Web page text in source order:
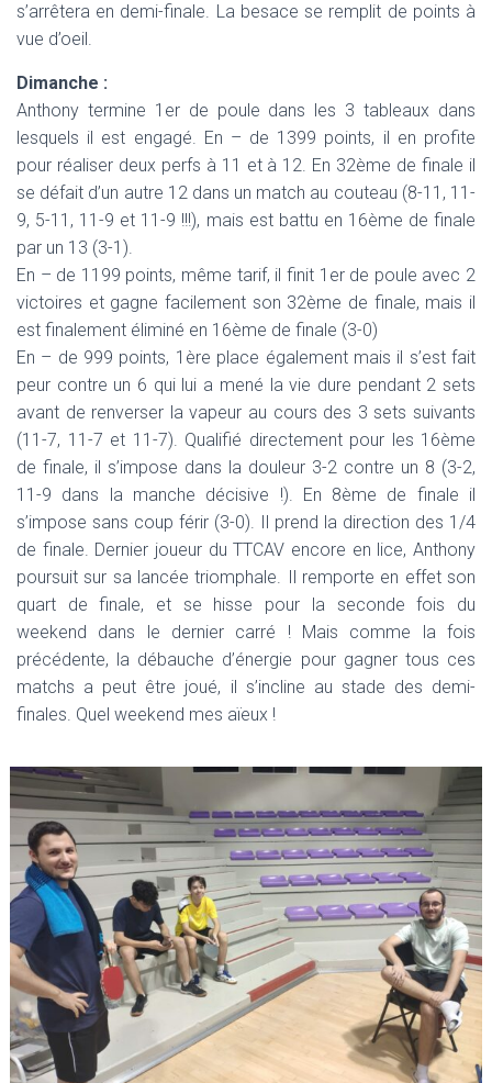
s’arrêtera en demi-finale. La besace se remplit de points à
vue d’oeil.
Dimanche :
Anthony termine 1er de poule dans les 3 tableaux dans
lesquels il est engagé. En – de 1399 points, il en profite
pour réaliser deux perfs à 11 et à 12. En 32ème de finale il
se défait d’un autre 12 dans un match au couteau (8-11, 11-
9, 5-11, 11-9 et 11-9 !!!), mais est battu en 16ème de finale
par un 13 (3-1).
En – de 1199 points, même tarif, il finit 1er de poule avec 2
victoires et gagne facilement son 32ème de finale, mais il
est finalement éliminé en 16ème de finale (3-0)
En – de 999 points, 1ère place également mais il s’est fait
peur contre un 6 qui lui a mené la vie dure pendant 2 sets
avant de renverser la vapeur au cours des 3 sets suivants
(11-7, 11-7 et 11-7). Qualifié directement pour les 16ème
de finale, il s’impose dans la douleur 3-2 contre un 8 (3-2,
11-9 dans la manche décisive !). En 8ème de finale il
s’impose sans coup férir (3-0). Il prend la direction des 1/4
de finale. Dernier joueur du TTCAV encore en lice, Anthony
poursuit sur sa lancée triomphale. Il remporte en effet son
quart de finale, et se hisse pour la seconde fois du
weekend dans le dernier carré ! Mais comme la fois
précédente, la débauche d’énergie pour gagner tous ces
matchs a peut être joué, il s’incline au stade des demi-
finales. Quel weekend mes aïeux !